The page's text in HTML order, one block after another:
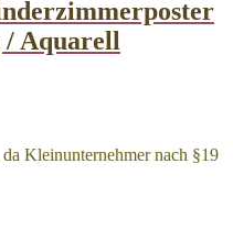
/ Aquarell
Kleinunternehmer nach §19